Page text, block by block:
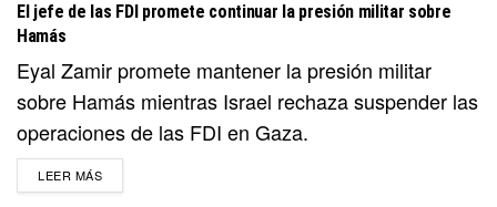
El jefe de las FDI promete continuar la presión militar sobre
Hamás
Eyal Zamir promete mantener la presión militar
sobre Hamás mientras Israel rechaza suspender las
operaciones de las FDI en Gaza.
LEER MÁSDETAILS